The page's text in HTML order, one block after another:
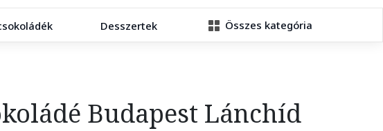
Desszertek Összes kategória
Budapest Lánchíd